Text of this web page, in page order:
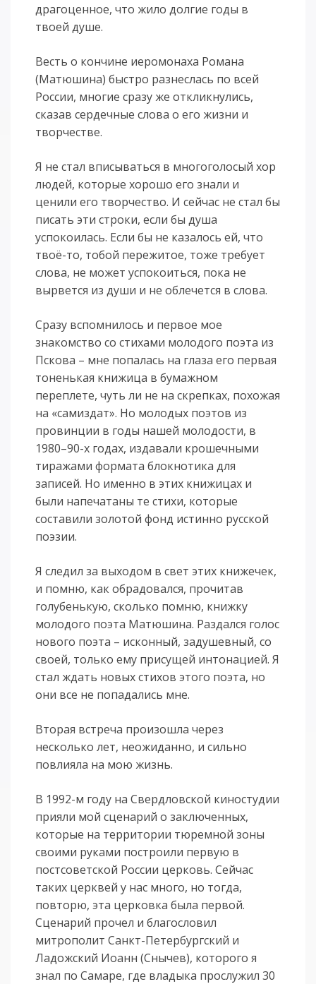
драгоценное, что жило долгие годы в
твоей душе.
Весть о кончине иеромонаха Романа
(Матюшина) быстро разнеслась по всей
России, многие сразу же откликнулись,
сказав сердечные слова о его жизни и
творчестве.
Я не стал вписываться в многоголосый хор
людей, которые хорошо его знали и
ценили его творчество. И сейчас не стал бы
писать эти строки, если бы душа
успокоилась. Если бы не казалось ей, что
твоё-то, тобой пережитое, тоже требует
слова, не может успокоиться, пока не
вырвется из души и не облечется в слова.
Сразу вспомнилось и первое мое
знакомство со стихами молодого поэта из
Пскова – мне попалась на глаза его первая
тоненькая книжица в бумажном
переплете, чуть ли не на скрепках, похожая
на «самиздат». Но молодых поэтов из
провинции в годы нашей молодости, в
1980–90-х годах, издавали крошечными
тиражами формата блокнотика для
записей. Но именно в этих книжицах и
были напечатаны те стихи, которые
составили золотой фонд истинно русской
поэзии.
Я следил за выходом в свет этих книжечек,
и помню, как обрадовался, прочитав
голубенькую, сколько помню, книжку
молодого поэта Матюшина. Раздался голос
нового поэта – исконный, задушевный, со
своей, только ему присущей интонацией. Я
стал ждать новых стихов этого поэта, но
они все не попадались мне.
Вторая встреча произошла через
несколько лет, неожиданно, и сильно
повлияла на мою жизнь.
В 1992-м году на Свердловской киностудии
прияли мой сценарий о заключенных,
которые на территории тюремной зоны
своими руками построили первую в
постсоветской России церковь. Сейчас
таких церквей у нас много, но тогда,
повторю, эта церковка была первой.
Сценарий прочел и благословил
митрополит Санкт-Петербургский и
Ладожский Иоанн (Снычев), которого я
знал по Самаре, где владыка прослужил 30